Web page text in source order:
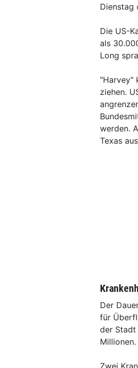
Dienstag
Die US-
als
Long
"Harvey"
ziehen.
werden.
Texas
Der
für
der Stadt
Millionen.
Zwei